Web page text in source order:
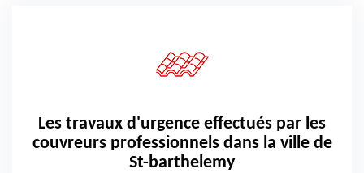
Les travaux d'urgence effectués par les
couvreurs professionnels dans la ville de
St-barthelemy